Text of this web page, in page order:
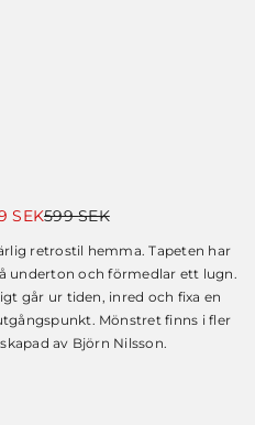
599SEK
SEK.
SEK
SEK.
retrostil hemma. Tapeten har
underton och förmedlar ett lugn.
går ur tiden, inred och fixa en
Mönstret finns i fler
av Björn Nilsson.